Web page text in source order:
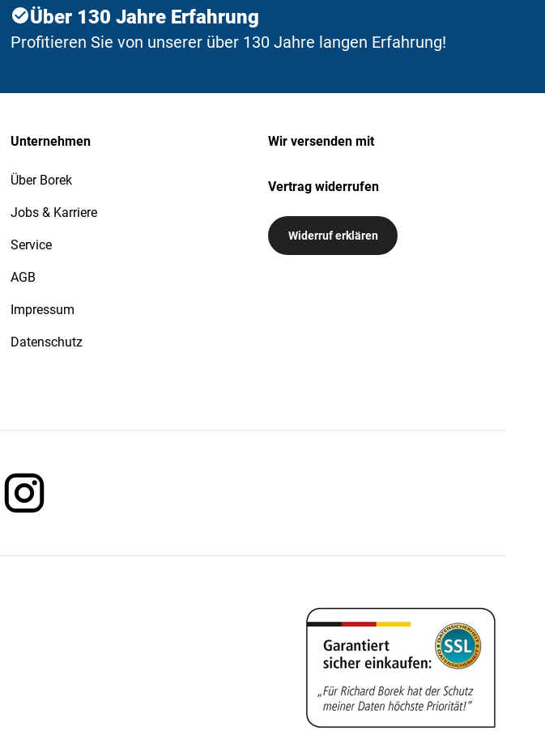
Über 130 Jahre Erfahrung
Profitieren Sie von unserer über 130 Jahre langen Erfahrung!
Unternehmen
Über Borek
Jobs & Karriere
Service
AGB
Impressum
Datenschutz
Wir versenden mit
Vertrag widerrufen
Widerruf erklären